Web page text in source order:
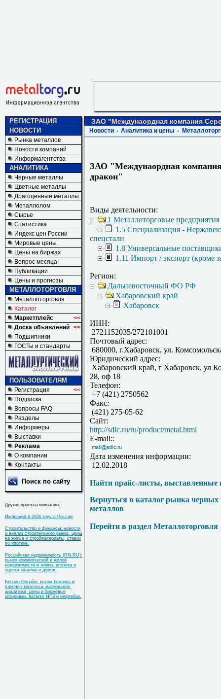
РЕГИСТРАЦИЯ
НОВОСТИ
Рынка металлов
Новости компаний
Информагентства
АНАЛИТИКА
Черные металлы
Цветные металлы
Драгоценные металлы
Металлолом
Сырье
Статистика
Индекс цен России
Мировые цены
Цены на биржах
Вопрос месяца
Публикации
Цены и прогнозы
МЕТАЛЛОТОРГОВЛЯ
Металлоторговля
Каталог
Маркетплейс
<<
Доска объявлений <<
Подшипники
ГОСТы и стандарты
ПОЛЬЗОВАТЕЛЯМ
Регистрация
<<
Подписка
Вопросы FAQ
Разделы
Информеры
Выставки
Реклама
О компании
Контакты
Поиск по сайту
Другие проекты компании:
Инфляция в 2026 году в России
Строительство и финансы: новости
и анализ строительного рынка, цены
на жилье и стройматериалы, ставки
по ипотеке.
Российская недвижимость (RN.RU):
рынок коммерческой и жилой
недвижимости и земли, ипотека и
оценка квартир и домов.
Бензин Онлайн: рынок бензина и
горюче-смазочных материалов,
аналитика, цены и биржевые
котировки. Каталог НПЗ и нефтебаз.
ЗАО "Междунаордная компания
Новости Аналитика и цены
ЗАО "Междунаордная
дракон"
Виды деятельности:
1 Металлоторговые
1.5 Специализация -
спецстали
1.8 Универсальные
1.11 Импорт / экспорт (кроме
Регион:
Дальневосточный ФО РФ
Хабаровский край
Хабаровск
ИНН:
2721152035/272101001
Почтовый адрес:
680000, г.Хабаровск, ул.
Юридический адрес:
Хабаровский край, г Хабаровск, ул
28, оф 18
Телефон:
+7 (421) 2750562
Факс:
(421) 275-05-62
Сайт:
http://sdlc.ru/ru/product/metal.html
E-mail::
Дата изменения информации:
12.02.2018
Найти прайс-листы, выставленные
Вернуться в каталог рынка
металлов
Перейти в раздел Металлоторговля